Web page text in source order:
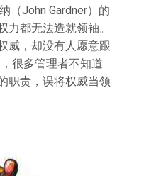
（John Gardner）的
力都无法造就领袖。
威，却没有人愿意跟
很多管理者不知道
职责，误将权威当领